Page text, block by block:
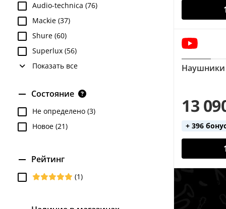
Audio-technica (76)
Mackie (37)
Shure (60)
Superlux (56)
Показать все
Состояние
Не определено (3)
Новое (21)
Рейтинг
(1)
Наушники
13
+ 396